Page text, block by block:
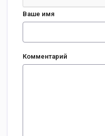
Ваше имя
Комментарий